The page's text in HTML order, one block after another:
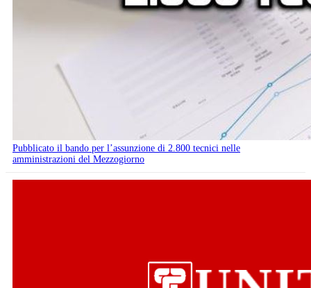
Pubblicato il bando per l’assunzione di 2.800 tecnici nelle
amministrazioni del Mezzogiorno